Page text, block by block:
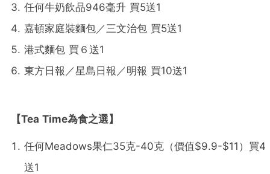
任何牛奶飲品946毫升 買5送1
嘉頓家庭裝麵包／三文治包 買5送1
港式麵包 買６送1
東方日報／星島日報／明報 買10送1
【Tea Time為食之選】
任何Meadows果仁35克-40克（價值$9.9-$11）買4
送1